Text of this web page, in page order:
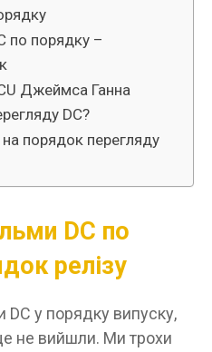
по порядку –
Джеймса Ганна
DC?
порядок перегляду
DC по
релізу
у порядку випуску,
не вийшли. Ми трохи